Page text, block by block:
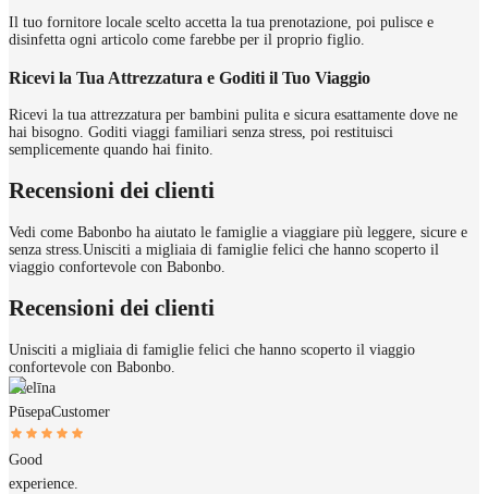
Il tuo fornitore locale scelto accetta la tua prenotazione, poi pulisce e
disinfetta ogni articolo come farebbe per il proprio figlio.
Ricevi la Tua Attrezzatura e Goditi il Tuo Viaggio
Ricevi la tua attrezzatura per bambini pulita e sicura esattamente dove ne
hai bisogno. Goditi viaggi familiari senza stress, poi restituisci
semplicemente quando hai finito.
Recensioni dei clienti
Vedi come Babonbo ha aiutato le famiglie a viaggiare più leggere, sicure e
senza stress. Unisciti a migliaia di famiglie felici che hanno scoperto il
viaggio confortevole con Babonbo.
Recensioni dei clienti
Unisciti a migliaia di famiglie felici che hanno scoperto il viaggio
confortevole con Babonbo.
Evelīna
PūsepaCustomer
Good
experience.